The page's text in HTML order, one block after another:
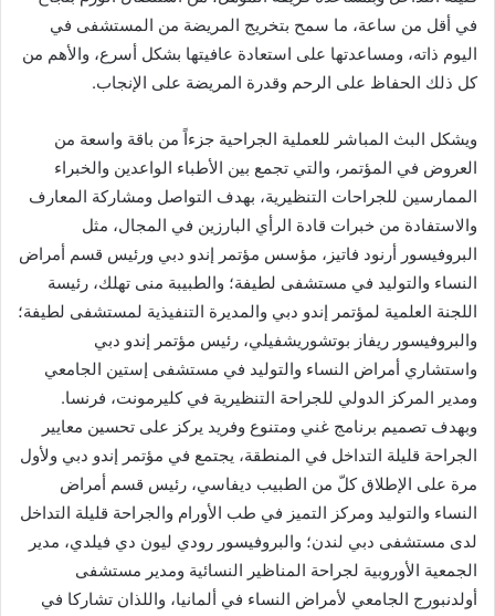
في أقل من ساعة، ما سمح بتخريج المريضة من المستشفى في
اليوم ذاته، ومساعدتها على استعادة عافيتها بشكل أسرع، والأهم من
كل ذلك الحفاظ على الرحم وقدرة المريضة على الإنجاب.
ويشكل البث المباشر للعملية الجراحية جزءاً من باقة واسعة من
العروض في المؤتمر، والتي تجمع بين الأطباء الواعدين والخبراء
الممارسين للجراحات التنظيرية، بهدف التواصل ومشاركة المعارف
والاستفادة من خبرات قادة الرأي البارزين في المجال، مثل
البروفيسور أرنود فاتيز، مؤسس مؤتمر إندو دبي ورئيس قسم أمراض
النساء والتوليد في مستشفى لطيفة؛ والطبيبة منى تهلك، رئيسة
اللجنة العلمية لمؤتمر إندو دبي والمديرة التنفيذية لمستشفى لطيفة؛
والبروفيسور ريفاز بوتشوريشفيلي، رئيس مؤتمر إندو دبي
واستشاري أمراض النساء والتوليد في مستشفى إستين الجامعي
ومدير المركز الدولي للجراحة التنظيرية في كليرمونت، فرنسا.
وبهدف تصميم برنامج غني ومتنوع وفريد يركز على تحسين معايير
الجراحة قليلة التداخل في المنطقة، يجتمع في مؤتمر إندو دبي ولأول
مرة على الإطلاق كلّ من الطبيب ديفاسي، رئيس قسم أمراض
النساء والتوليد ومركز التميز في طب الأورام والجراحة قليلة التداخل
لدى مستشفى دبي لندن؛ والبروفيسور رودي ليون دي فيلدي، مدير
الجمعية الأوروبية لجراحة المناظير النسائية ومدير مستشفى
أولدنبورج الجامعي لأمراض النساء في ألمانيا، واللذان تشاركا في